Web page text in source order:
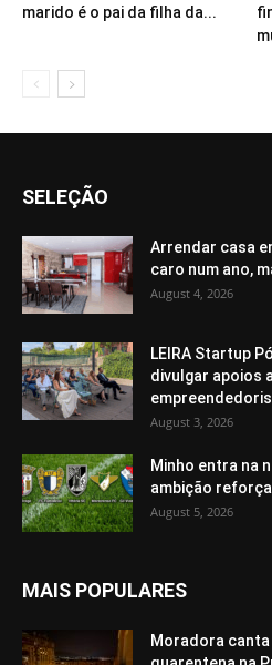
marido é o pai da filha da...
SELEÇÃO
Arrendar casa
caro num ano,
August 4, 2026
LEIRA Startup
divulgar apoios
August 3, 2026
Minho entra na
ambição
August 5, 2026
MAIS POPULARES
Moradora canta